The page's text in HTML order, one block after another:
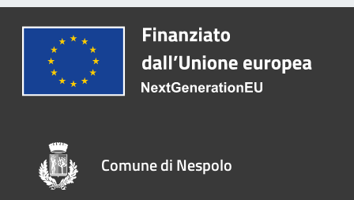
Comune di Nespolo